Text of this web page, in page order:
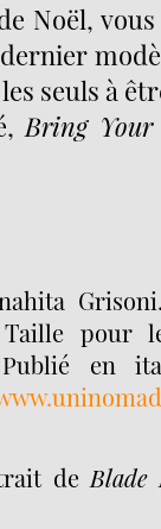
Noël,
seuls à
Bring Your
pour
Publié en
de Blade